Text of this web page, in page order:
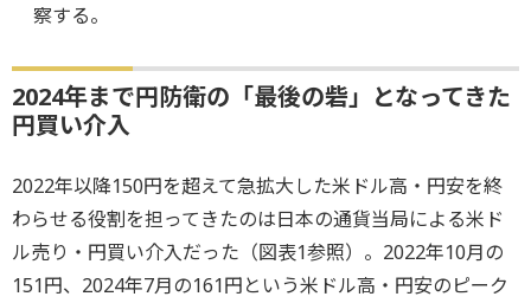
察する。
2024年まで円防衛の「最後の砦」となってきた
円買い介入
2022年以降150円を超えて急拡大した米ドル高・円安を終
わらせる役割を担ってきたのは日本の通貨当局による米ド
ル売り・円買い介入だった（図表1参照）。2022年10月の
151円、2024年7月の161円という米ドル高・円安のピーク